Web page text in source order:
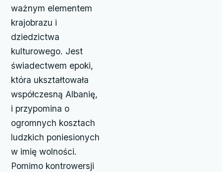
ważnym elementem
krajobrazu i
dziedzictwa
kulturowego. Jest
świadectwem epoki,
która ukształtowała
współczesną Albanię,
i przypomina o
ogromnych kosztach
ludzkich poniesionych
w imię wolności.
Pomimo kontrowersji